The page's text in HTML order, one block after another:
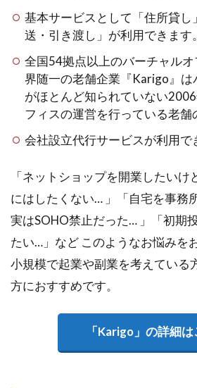
基本サービスとして「住所貸
送・引き渡し」が利用できます。
全国54拠点以上のバーチャル
界随一の老舗企業『Karigo』は
がほとんど知られていない
フィスの運営を行っている老舗
会社設立代行サービスが利用で
「ネットショップを開業したい
にはしたくない… 」「自宅を事務
実はSOHO禁止だった… 」「初期
たい…」など このようなお悩みを
小規模で起業や副業を考えている
方におすすめです。
「Karigo」の詳細は